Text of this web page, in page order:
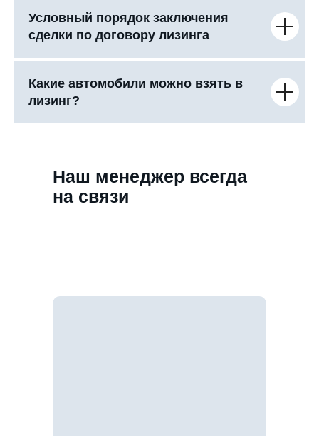
Условный порядок заключения
сделки по договору лизинга
Какие автомобили можно взять в
лизинг?
Наш менеджер всегда
на связи